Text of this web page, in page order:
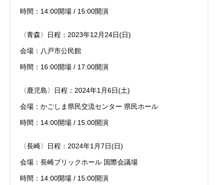
時間：14:00開場 / 15:00開演
〈青森〉日程：2023年12月24日(日)
会場：八戸市公民館
時間：16:00開場 / 17:00開演
〈鹿児島〉日程：2024年1月6日(土)
会場：かごしま県民交流センター 県民ホール
時間：14:00開場 / 15:00開演
〈長崎〉日程：2024年1月7日(日)
会場：長崎ブリックホール 国際会議場
時間：14:00開場 / 15:00開演